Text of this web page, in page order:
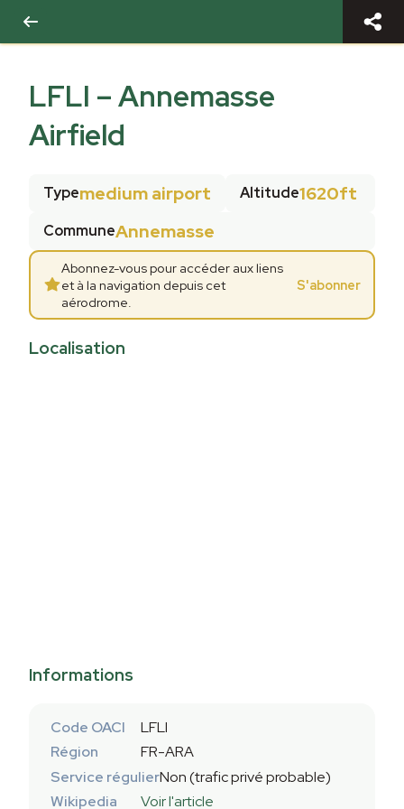
LFLI –Annemasse
Airfield
Typemedium airport Altitude1620ft
CommuneAnnemasse
Abonnez-vous pour accéder aux liens
et à la navigation depuis cet
aérodrome.
S'abonner
Localisation
Informations
Code OACI
LFLI
Région
FR-ARA
Service régulierNon (trafic privé probable)
Wikipedia
Voir l'article